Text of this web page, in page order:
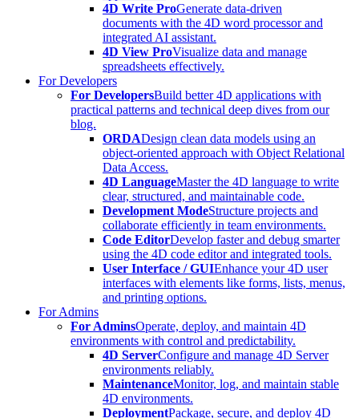
4D Write ProGenerate data-driven
documents with the 4D word processor and
integrated AI assistant.
4D View ProVisualize data and manage
spreadsheets effectively.
For Developers
For DevelopersBuild better 4D applications with
practical patterns and technical deep dives from our
blog.
ORDADesign clean data models using an
object-oriented approach with Object Relational
Data Access.
4D LanguageMaster the 4D language to write
clear, structured, and maintainable code.
Development ModeStructure projects and
collaborate efficiently in team environments.
Code EditorDevelop faster and debug smarter
using the 4D code editor and integrated tools.
User Interface / GUIEnhance your 4D user
interfaces with elements like forms, lists, menus,
and printing options.
For Admins
For AdminsOperate, deploy, and maintain 4D
environments with control and predictability.
4D ServerConfigure and manage 4D Server
environments reliably.
MaintenanceMonitor, log, and maintain stable
4D environments.
DeploymentPackage, secure, and deploy 4D